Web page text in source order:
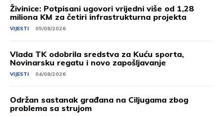
Živinice: Potpisani ugovori vrijedni više od 1,28
miliona KM za četiri infrastrukturna projekta
VIJESTI 05/08/2026
Vlada TK odobrila sredstva za Kuću sporta,
Novinarsku regatu i novo zapošljavanje
VIJESTI 04/08/2026
Održan sastanak građana na Ciljugama zbog
problema sa strujom